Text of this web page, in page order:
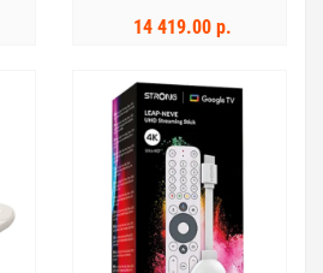
14 419.00 р.